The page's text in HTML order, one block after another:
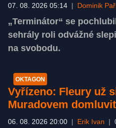
07. 08. 2026 05:14 Dominik
„Terminátor“ se
sehrály roli odvážné
na svobodu.
OKTAGON
Vyřízeno: Fleury už
Muradovem
06. 08. 2026 20:00 Erik Ivan